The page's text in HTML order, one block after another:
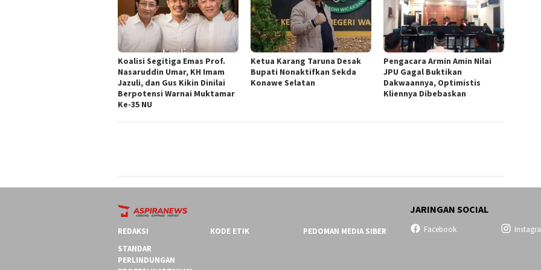
Koalisi Segitiga Emas Prof.
Nasaruddin Umar, KH Imam
Jazuli, dan Gus Kikin Dinilai
Berpotensi Warnai Muktamar
Ke-35 NU
Ketua ‎Karang Taruna Desak
Bupati Nonaktifkan Sekda
Konawe Selatan
‎Pengacara Armin Amin Nilai
JPU Gagal Buktikan
Dakwaannya, Optimistis
Kliennya Dibebaskan
REDAKSI KODE ETIK
PEDOMAN MEDIA SIBER
STANDAR
PERLINDUNGAN
JARINGAN SOCIAL
Facebook